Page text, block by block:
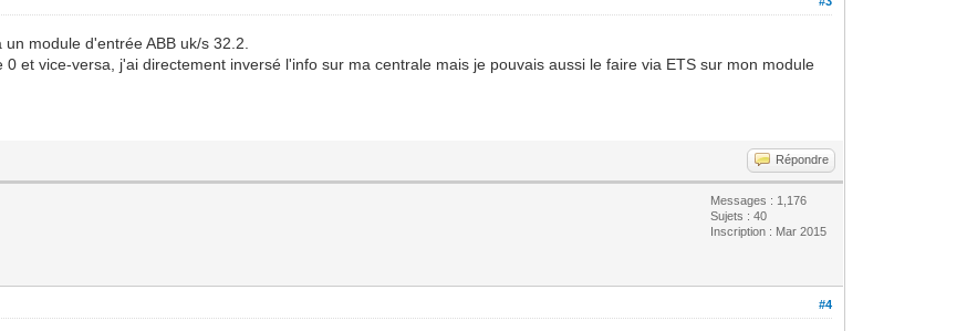
module d'entrée ABB uk/s 32.2.
et vice-versa, j'ai directement inversé l'info sur ma centrale mais je pouvais aussi le faire via ETS sur mon module
Répondre
Messages : 1,176
Sujets : 40
Inscription : Mar 2015
#4